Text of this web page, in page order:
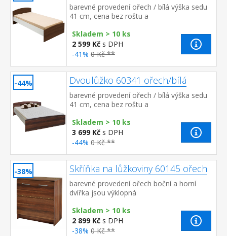
barevné provedení ořech / bílá výška sedu
41 cm, cena bez roštu a
200 cm (M2, M5, M9, M12, M24, M26) ...
Skladem > 10 ks
2 599 Kč s DPH
-41% 0 Kč **
-44% Dvoulůžko 60341 ořech/bílá
barevné provedení ořech / bílá výška sedu
41 cm, cena bez roštu a
200 cm nebo 2 kusy 80 × 200 cm a r...
Skladem > 10 ks
3 699 Kč s DPH
-44% 0 Kč **
-38% Skříňka na lůžkoviny 60145 ořech
barevné provedení ořech boční a horní
dvířka jsou výklopná
Skladem > 10 ks
2 899 Kč s DPH
-38% 0 Kč **